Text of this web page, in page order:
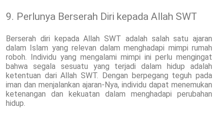
9. Perlunya Berserah Diri kepada Allah SWT
Berserah diri kepada Allah SWT adalah salah satu ajaran
dalam Islam yang relevan dalam menghadapi mimpi rumah
roboh. Individu yang mengalami mimpi ini perlu mengingat
bahwa segala sesuatu yang terjadi dalam hidup adalah
ketentuan dari Allah SWT. Dengan berpegang teguh pada
iman dan menjalankan ajaran-Nya, individu dapat menemukan
ketenangan dan kekuatan dalam menghadapi perubahan
hidup.